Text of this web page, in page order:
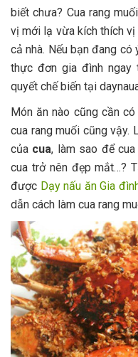
biết chưa? Cua rang
vị mới lạ vừa kích thích
cả nhà. Nếu bạn đang có
thực đơn gia đình ngay
quyết chế biến tại
Món ăn nào cũng cần
cua rang muối cũng
của cua, làm sao để
cua trở nên đẹp mắt…?
được Dạy nấu ăn Gia
dẫn cách làm cua rang